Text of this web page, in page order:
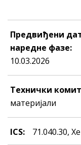
Предвиђени
наредне фазе:
10.03.2026
Технички
материјали
ICS: 71.040.30,